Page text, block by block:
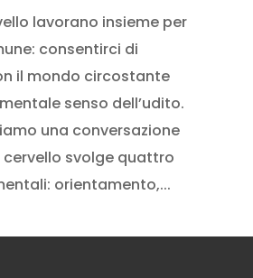
lavorano insieme per
consentirci di
il mondo circostante
senso dell’udito.
una conversazione
svolge quattro
orientamento,...